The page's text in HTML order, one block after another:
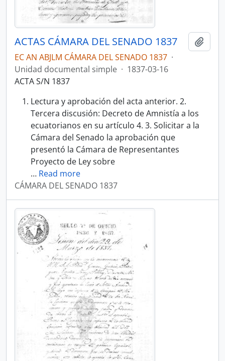
ACTAS CÁMARA DEL SENADO 1837
EC AN ABJLM CÁMARA DEL SENADO 1837 ·
Unidad documental simple · 1837-03-16
ACTA S/N 1837
Lectura y aprobación del acta anterior. 2.
Tercera discusión: Decreto de Amnistía a los
ecuatorianos en su artículo 4. 3. Solicitar a la
Cámara del Senado la aprobación que
presentó la Cámara de Representantes
Proyecto de Ley sobre
… Read more
CÁMARA DEL SENADO 1837